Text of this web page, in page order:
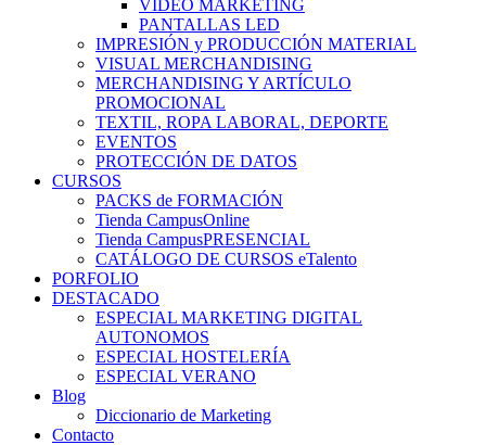
VIDEO MARKETING
PANTALLAS LED
IMPRESIÓN y PRODUCCIÓN MATERIAL
VISUAL MERCHANDISING
MERCHANDISING Y ARTÍCULO
PROMOCIONAL
TEXTIL, ROPA LABORAL, DEPORTE
EVENTOS
PROTECCIÓN DE DATOS
CURSOS
PACKS de FORMACIÓN
Tienda CampusOnline
Tienda CampusPRESENCIAL
CATÁLOGO DE CURSOS eTalento
PORFOLIO
DESTACADO
ESPECIAL MARKETING DIGITAL
AUTONOMOS
ESPECIAL HOSTELERÍA
ESPECIAL VERANO
Blog
Diccionario de Marketing
Contacto